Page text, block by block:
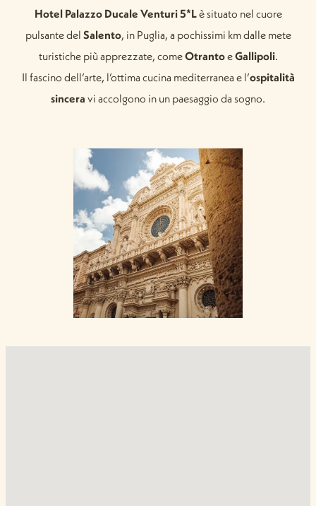
Hotel Palazzo Ducale Venturi 5*Lè situato nel cuore
pulsante del Salento, in Puglia, a pochissimi km dalle mete
turistiche più apprezzate, comeOtrantoeGallipoli.
Il fascino dell’arte, l’ottima cucina mediterranea e l’ospitalità
sincera vi accolgono in un paesaggio da sogno.